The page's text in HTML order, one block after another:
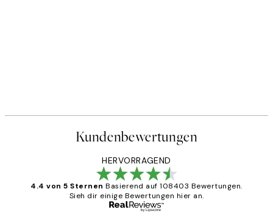
Kundenbewertungen
HERVORRAGEND
4.4 von 5 Sternen Basierend auf 108403 Bewertungen.
Sieh dir einige Bewertungen hier an.